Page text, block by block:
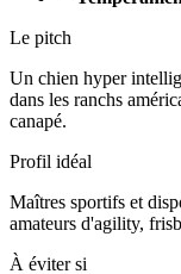
Le pitch
Un chien hyper
dans les ranchs
canapé.
Profil idéal
Maîtres sportifs et
amateurs d'agility,
À éviter si